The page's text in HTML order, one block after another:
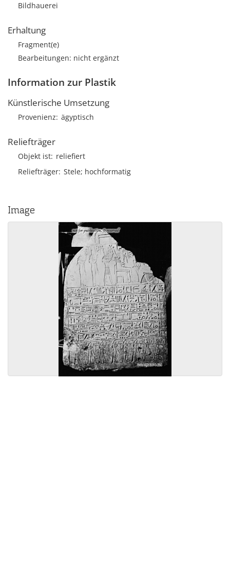
Bildhauerei
Erhaltung
Fragment(e)
Bearbeitungen: nicht ergänzt
Information zur Plastik
Künstlerische Umsetzung
Provenienz ägyptisch
Reliefträger
Objekt ist reliefiert
Reliefträger Stele; hochformatig
Image